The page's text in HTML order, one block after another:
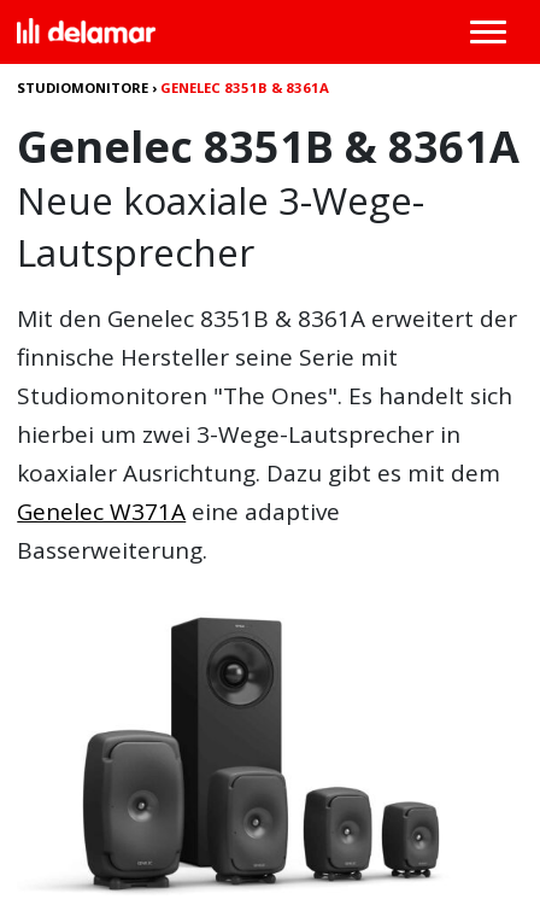
STUDIOMONITORE › GENELEC 8351B & 8361A
Genelec 8351B & 8361A
Neue koaxiale 3-Wege-
Lautsprecher
Mit den Genelec 8351B & 8361A erweitert der
finnische Hersteller seine Serie mit
Studiomonitoren "The Ones". Es handelt sich
hierbei um zwei 3-Wege-Lautsprecher in
koaxialer Ausrichtung. Dazu gibt es mit dem
Genelec W371A eine adaptive
Basserweiterung.